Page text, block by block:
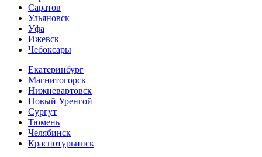
Саратов
Ульяновск
Уфа
Ижевск
Чебоксары
Екатеринбург
Магнитогорск
Нижневартовск
Новый Уренгой
Сургут
Тюмень
Челябинск
Краснотурьинск